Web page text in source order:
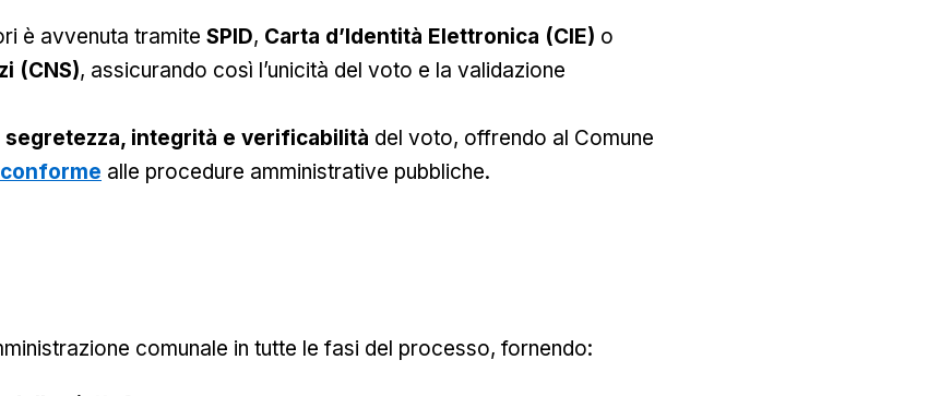
è avvenuta tramiteSPID, Carta d’Identità Elettronica (CIE) o
(CNS), assicurando così l’unicità del voto e la validazione
segretezza, integrità e verificabilità del voto, offrendo al Comune
alle procedure amministrative pubbliche.
comunale in tutte le fasi del processo, fornendo: